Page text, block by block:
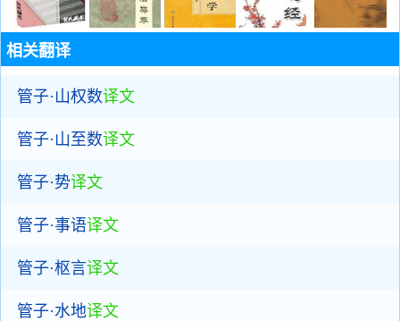
相关翻译
管子·山权数译文
管子·山至数译文
管子·势译文
管子·事语译文
管子·枢言译文
管子·水地译文